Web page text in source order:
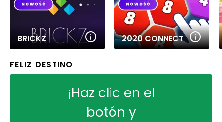
BRICKZ 2020 CONNECT
FELIZ DESTINO
¡Haz clic en el
botón y